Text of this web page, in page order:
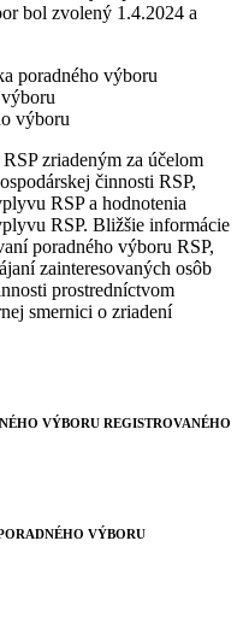
bol zvolený 1.4.2024 a
poradného výboru
výboru
zriadeným za účelom
činnosti RSP,
RSP a hodnotenia
RSP. Bližšie informácie
poradného výboru RSP,
zainteresovaných osôb
prostredníctvom
smernici o zriadení
VÝBORU REGISTROVANÉHO
VÝBORU